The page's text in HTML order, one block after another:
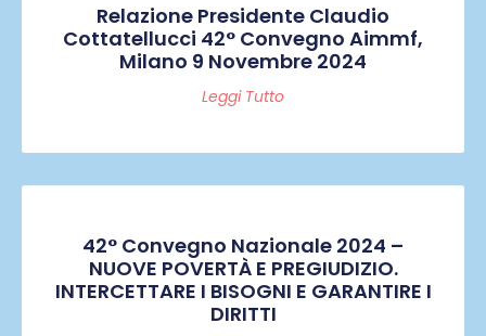
Relazione Presidente Claudio
Cottatellucci 42° Convegno Aimmf,
Milano 9 Novembre 2024
Leggi Tutto
42° Convegno Nazionale 2024 –
NUOVE POVERTÀ E PREGIUDIZIO.
INTERCETTARE I BISOGNI E GARANTIRE I
DIRITTI